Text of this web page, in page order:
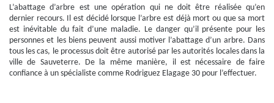
L’abattage d’arbre est une opération qui ne doit être réalisée qu’en
dernier recours. Il est décidé lorsque l’arbre est déjà mort ou que sa mort
est inévitable du fait d’une maladie. Le danger qu’il présente pour les
personnes et les biens peuvent aussi motiver l’abattage d’un arbre. Dans
tous les cas, le processus doit être autorisé par les autorités locales dans la
ville de Sauveterre. De la même manière, il est nécessaire de faire
confiance à un spécialiste comme Rodriguez Elagage 30 pour l’effectuer.